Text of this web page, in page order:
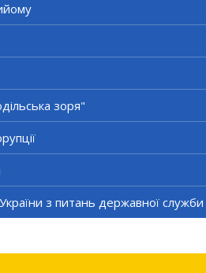
зоря"
з питань державної служби